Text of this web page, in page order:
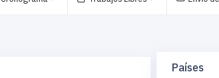
Países